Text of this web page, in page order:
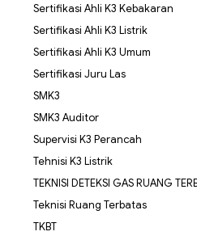
Sertifikasi Ahli K3 Kebakaran
Sertifikasi Ahli K3 Listrik
Sertifikasi Ahli K3 Umum
Sertifikasi Juru Las
SMK3
SMK3 Auditor
Supervisi K3 Perancah
Tehnisi K3 Listrik
TEKNISI DETEKSI GAS RUANG
Teknisi Ruang Terbatas
TKBT